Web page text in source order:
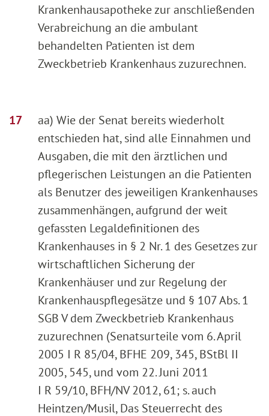
Krankenhausapotheke zur anschließenden
Verabreichung an die ambulant
behandelten Patienten ist dem
Zweckbetrieb Krankenhaus zuzurechnen.
aa) Wie der Senat bereits wiederholt
entschieden hat, sind alle Einnahmen und
Ausgaben, die mit den ärztlichen und
pflegerischen Leistungen an die Patienten
als Benutzer des jeweiligen Krankenhauses
zusammenhängen, aufgrund der weit
gefassten Legaldefinitionen des
Krankenhauses in § 2 Nr. 1 des Gesetzes zur
wirtschaftlichen Sicherung der
Krankenhäuser und zur Regelung der
Krankenhauspflegesätze und § 107 Abs. 1
SGB V dem Zweckbetrieb Krankenhaus
zuzurechnen (Senatsurteile vom 6. April
2005 I R 85/04, BFHE 209, 345, BStBl II
2005, 545, und vom 22. Juni 2011
I R 59/10, BFH/NV 2012, 61; s. auch
Heintzen/Musil, Das Steuerrecht des